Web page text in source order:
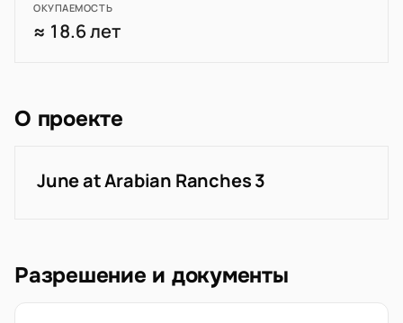
ОКУПАЕМОСТЬ
≈ 18.6 лет
О проекте
June at Arabian Ranches 3
Разрешение и документы